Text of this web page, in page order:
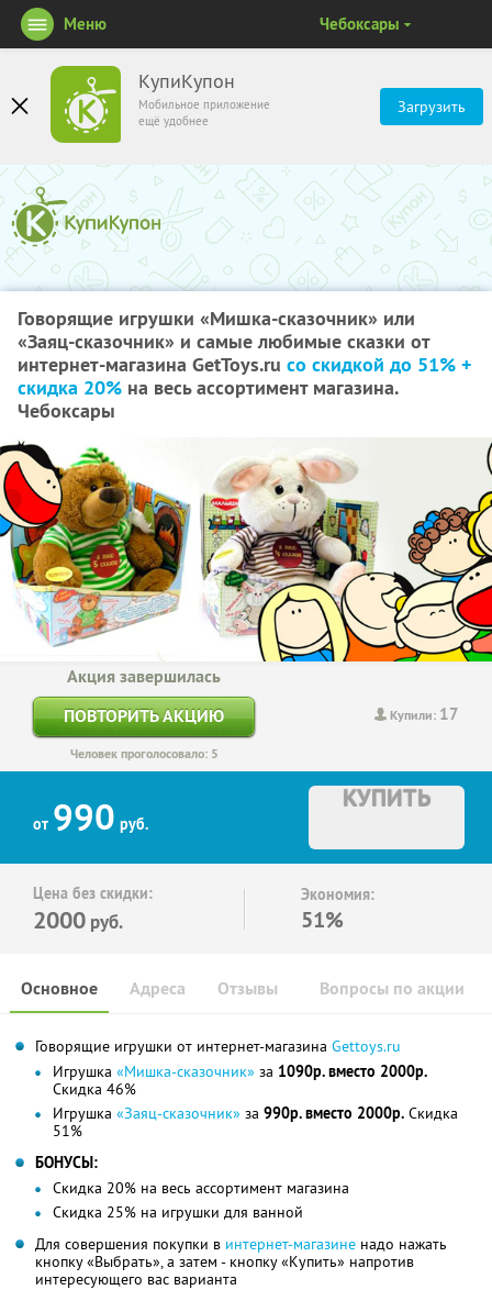
КупиКупон
Мобильное приложение
ещё удобнее
Загрузить
Меню Чебоксары
Говорящие игрушки «Мишка-сказочник» или
«Заяц-сказочник» и самые любимые сказки от
интернет-магазина GetToys.ru со скидкой до 51% +
скидка 20% на весь ассортимент магазина.
Чебоксары
Купили: 17
Акция завершилась
ПОВТОРИТЬ АКЦИЮ
Человек проголосовало: 5
от 990 руб.
КУПИТЬ
Цена без скидки:
2000 руб.
Экономия:
51%
Основное Отзывы Вопросы по акции
Адреса
Говорящие игрушки от интернет-магазина Gettoys.ru
Игрушка «Мишка-сказочник» за 1090р. вместо 2000р.
Скидка 46%
Игрушка «Заяц-сказочник» за 990р. вместо 2000р. Скидка
51%
БОНУСЫ:
Скидка 20% на весь ассортимент магазина
Скидка 25% на игрушки для ванной
Для совершения покупки в интернет-магазине надо нажать
кнопку «Выбрать», а затем - кнопку «Купить» напротив
интересующего вас варианта